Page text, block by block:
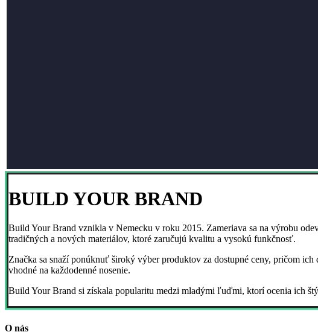
BUILD YOUR BRAND
Build Your Brand vznikla v Nemecku v roku 2015. Zameriava sa na výrobu
tradičných a nových materiálov, ktoré zaručujú kvalitu a vysokú funkčnosť.
Značka sa snaží ponúknuť široký výber produktov za dostupné ceny, pričom
vhodné na každodenné nosenie.
Build Your Brand si získala popularitu medzi mladými ľuďmi, ktorí ocenia ich
O nás